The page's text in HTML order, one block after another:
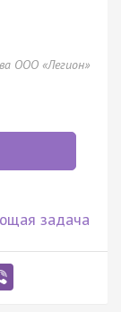
ООО «Легион»
задача